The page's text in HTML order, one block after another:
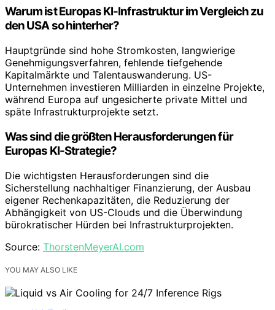
Warum ist Europas KI-Infrastruktur im Vergleich zu
den USA so hinterher?
Hauptgründe sind hohe Stromkosten, langwierige
Genehmigungsverfahren, fehlende tiefgehende
Kapitalmärkte und Talentauswanderung. US-
Unternehmen investieren Milliarden in einzelne Projekte,
während Europa auf ungesicherte private Mittel und
späte Infrastrukturprojekte setzt.
Was sind die größten Herausforderungen für
Europas KI-Strategie?
Die wichtigsten Herausforderungen sind die
Sicherstellung nachhaltiger Finanzierung, der Ausbau
eigener Rechenkapazitäten, die Reduzierung der
Abhängigkeit von US-Clouds und die Überwindung
bürokratischer Hürden bei Infrastrukturprojekten.
Source: ThorstenMeyerAI.com
YOU MAY ALSO LIKE